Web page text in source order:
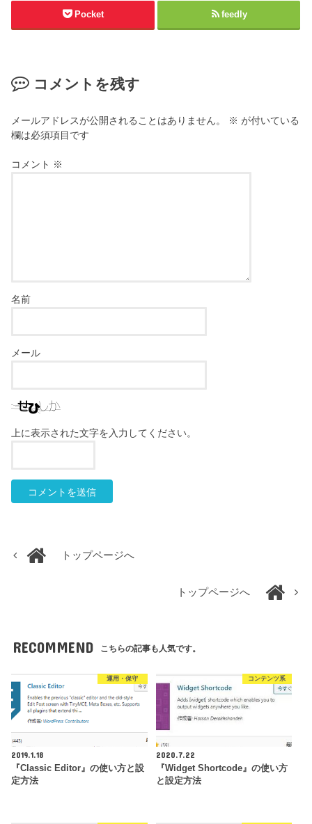
Pocket feedly
コメントを残す
メールアドレスが公開されることはありません。 ※ が付いている
欄は必須項目です
コメント ※
名前
メール
上に表示された文字を入力してください。
トップページへ
トップページへ
RECOMMEND こちらの記事も人気です。
運用・保守
2019.1.18
『Classic Editor』の使い方と設
定方法
コンテンツ系
2020.7.22
『Widget Shortcode』の使い方
と設定方法